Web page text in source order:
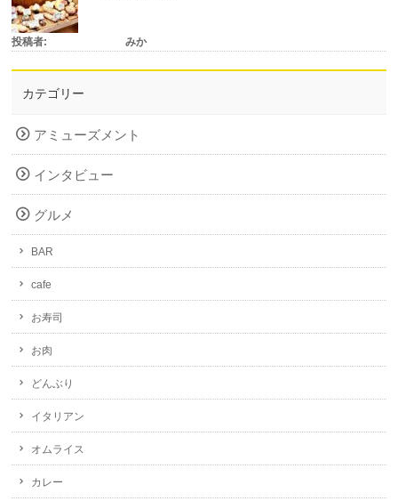
投稿者: みか
カテゴリー
アミューズメント
インタビュー
グルメ
BAR
cafe
お寿司
お肉
どんぶり
イタリアン
オムライス
カレー